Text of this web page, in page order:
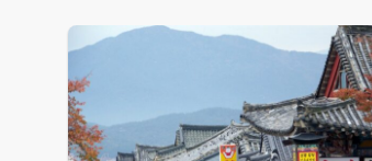
Add
to
wishlist